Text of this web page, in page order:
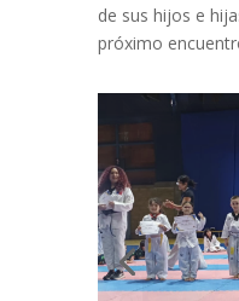
de sus hijos e
próximo